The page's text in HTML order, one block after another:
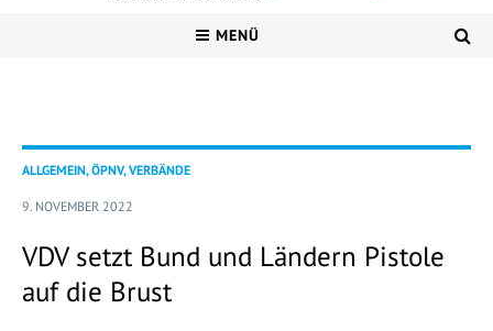
MENÜ
ALLGEMEIN, ÖPNV, VERBÄNDE
9. NOVEMBER 2022
VDV setzt Bund und Ländern Pistole
auf die Brust